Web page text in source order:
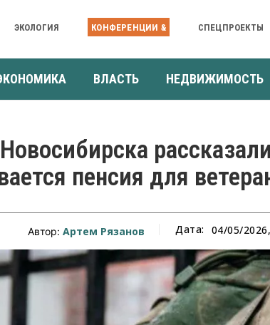
ЭКОЛОГИЯ КОНФЕРЕНЦИИ & СПЕЦПРОЕКТЫ
ВЛАСТЬ НЕДВИЖИМОСТЬ
пенсия для
Автор:Артем Рязанов Дата: 04/05/